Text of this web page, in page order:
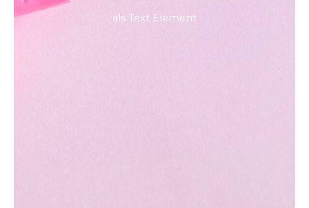
als Text Element